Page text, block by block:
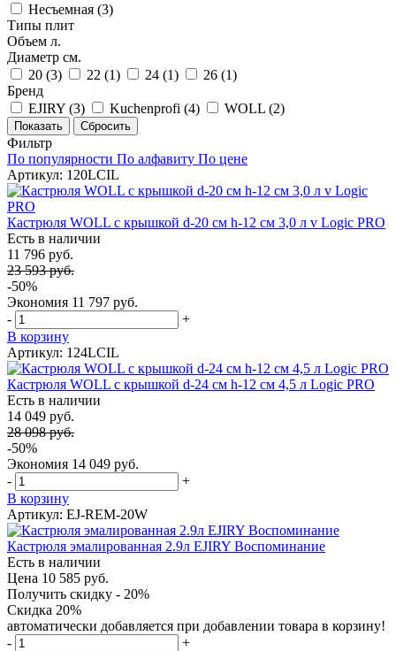
Несъемная (3)
Типы плит
Объем л.
Диаметр см.
20 (3) 22 (1) 24 (1) 26 (1)
Бренд
EJIRY (3) Kuchenprofi (4) WOLL (2)
Фильтр
По популярности По алфавиту По цене
Артикул: 120LCIL
Кастрюля WOLL с крышкой d-20 см h-12 см 3,0 л v Logic PRO
Есть в наличии
11 796 руб.
23 593 руб.
-50%
Экономия 11 797 руб.
-
+
В корзину
Артикул: 124LCIL
Кастрюля WOLL с крышкой d-24 см h-12 см 4,5 л Logic PRO
Есть в наличии
14 049 руб.
28 098 руб.
-50%
Экономия 14 049 руб.
-
+
В корзину
Артикул: EJ-REM-20W
Кастрюля эмалированная 2.9л EJIRY Воспоминание
Есть в наличии
Цена 10 585 руб.
Получить скидку - 20%
Скидка 20%
автоматически добавляется при добавлении товара в корзину!
-
+